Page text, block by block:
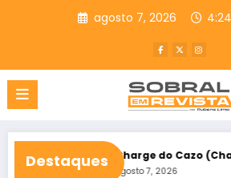
agosto 7, 2026
Destaques
Charge do Cazo (ChargeWeb)
agosto 7, 2026